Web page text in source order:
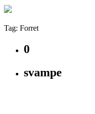
Tag: Forret
0
svampe